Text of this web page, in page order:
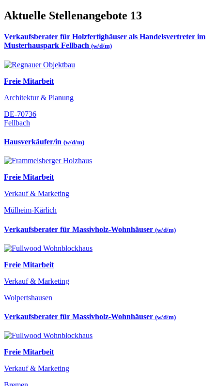
Aktuelle Stellenangebote 13
Verkaufsberater für Holzfertighäuser als Handelsvertreter im
Musterhauspark Fellbach (w/d/m)
Freie Mitarbeit
Architektur & Planung
DE-70736
Fellbach
Hausverkäufer/in (w/d/m)
Freie Mitarbeit
Verkauf & Marketing
Mülheim-Kärlich
Verkaufsberater für Massivholz-Wohnhäuser (w/d/m)
Freie Mitarbeit
Verkauf & Marketing
Wolpertshausen
Verkaufsberater für Massivholz-Wohnhäuser (w/d/m)
Freie Mitarbeit
Verkauf & Marketing